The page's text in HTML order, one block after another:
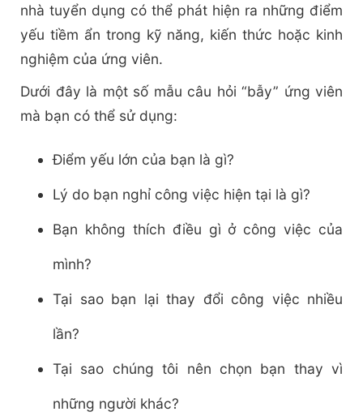
nhà tuyển dụng có thể phát hiện ra những điểm
yếu tiềm ẩn trong kỹ năng, kiến thức hoặc kinh
nghiệm của ứng viên.
Dưới đây là một số mẫu câu hỏi “bẫy” ứng viên
mà bạn có thể sử dụng:
Điểm yếu lớn của bạn là gì?
Lý do bạn nghỉ công việc hiện tại là gì?
Bạn không thích điều gì ở công việc của
mình?
Tại sao bạn lại thay đổi công việc nhiều
lần?
Tại sao chúng tôi nên chọn bạn thay vì
những người khác?